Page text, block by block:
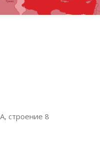
строение 8